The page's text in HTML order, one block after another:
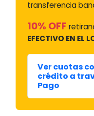
transferencia
10% OFF
EFECTIVO EN EL
Ver cuotas
crédito a
Pago